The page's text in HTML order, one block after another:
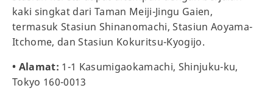
kaki singkat dari Taman Meiji-Jingu Gaien,
termasuk Stasiun Shinanomachi, Stasiun Aoyama-
Itchome, dan Stasiun Kokuritsu-Kyogijo.
• Alamat: 1-1 Kasumigaokamachi, Shinjuku-ku,
Tokyo 160-0013